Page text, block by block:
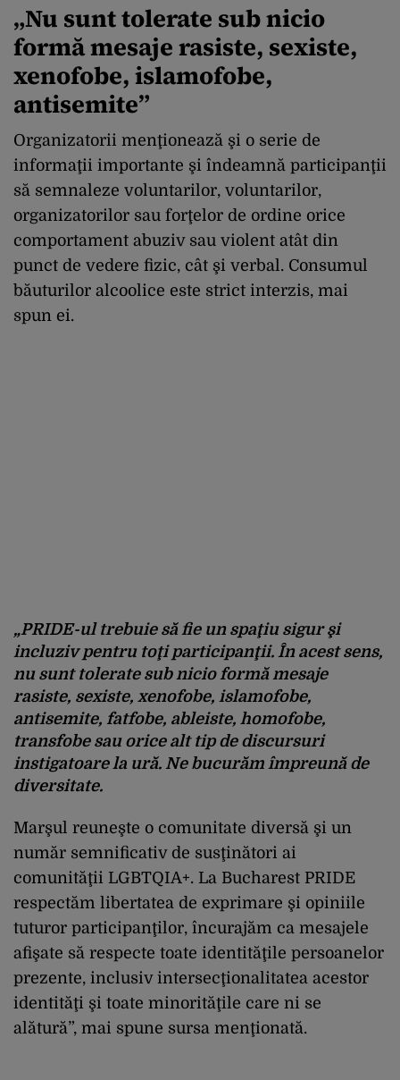
„Nu sunt tolerate sub nicio
formă mesaje rasiste, sexiste,
xenofobe, islamofobe,
antisemite”
Organizatorii menţionează şi o serie de
informaţii importante şi îndeamnă participanţii
să semnaleze voluntarilor, voluntarilor,
organizatorilor sau forţelor de ordine orice
comportament abuziv sau violent atât din
punct de vedere fizic, cât şi verbal. Consumul
băuturilor alcoolice este strict interzis, mai
spun ei.
„PRIDE-ul trebuie să fie un spaţiu sigur şi
incluziv pentru toţi participanţii. În acest sens,
nu sunt tolerate sub nicio formă mesaje
rasiste, sexiste, xenofobe, islamofobe,
antisemite, fatfobe, ableiste, homofobe,
transfobe sau orice alt tip de discursuri
instigatoare la ură. Ne bucurăm împreună de
diversitate.
Marşul reuneşte o comunitate diversă şi un
număr semnificativ de susţinători ai
comunităţii LGBTQIA+. La Bucharest PRIDE
respectăm libertatea de exprimare şi opiniile
tuturor participanţilor, încurajăm ca mesajele
afişate să respecte toate identităţile persoanelor
prezente, inclusiv intersecţionalitatea acestor
identităţi şi toate minorităţile care ni se
alătură”, mai spune sursa menţionată.